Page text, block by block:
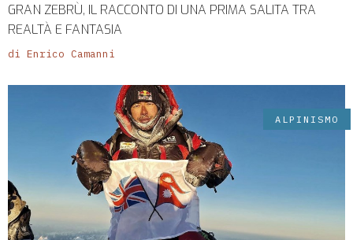
GRAN ZEBRÙ, IL RACCONTO DI UNA PRIMA SALITA TRA
REALTÀ E FANTASIA
di Enrico Camanni
ALPINISMO